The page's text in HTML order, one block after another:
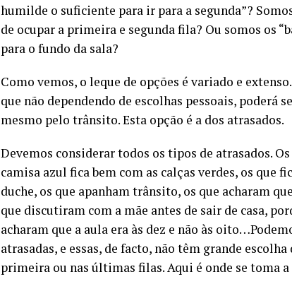
humilde o suficiente para ir para a segunda”?
de ocupar a primeira e segunda fila? Ou somos os
para o fundo da sala?
Como vemos, o leque de opções é variado e
que não dependendo de escolhas pessoais,
mesmo pelo trânsito. Esta opção é a dos atrasados.
Devemos considerar todos os tipos de atrasados.
camisa azul fica bem com as calças verdes, os que
duche, os que apanham trânsito, os que acharam
que discutiram com a mãe antes de sair de casa,
acharam que a aula era às dez e não às
atrasadas, e essas, de facto, não têm grande
primeira ou nas últimas filas. Aqui é onde se toma